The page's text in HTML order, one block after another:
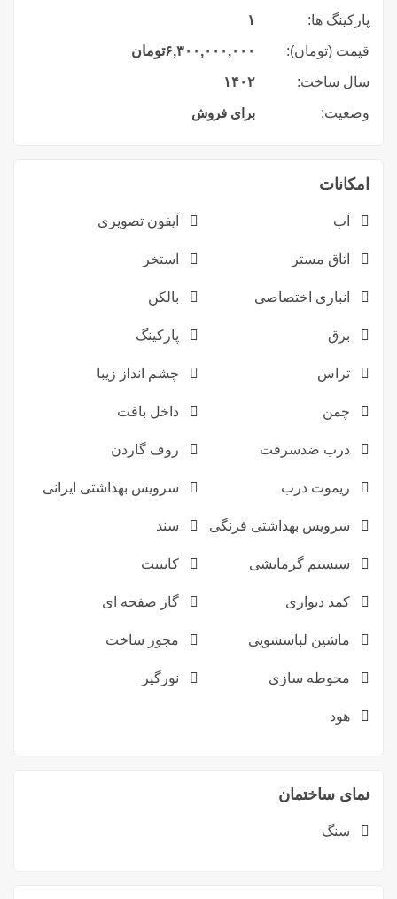
پارکینگ ها: ۱
قیمت (تومان): ۶,۳۰۰,۰۰۰,۰۰۰تومان
سال ساخت: ۱۴۰۲
وضعیت: برای فروش
امکانات
آب آیفون تصویری
اتاق مستر استخر
انباری اختصاصی بالکن
برق پارکینگ
تراس چشم انداز زیبا
چمن داخل بافت
درب ضدسرقت روف گاردن
ریموت درب سرویس بهداشتی ایرانی
سرویس بهداشتی فرنگی سند
سیستم گرمایشی کابینت
کمد دیواری گاز صفحه ای
ماشین لباسشویی مجوز ساخت
محوطه سازی نورگیر
هود
نمای ساختمان
سنگ